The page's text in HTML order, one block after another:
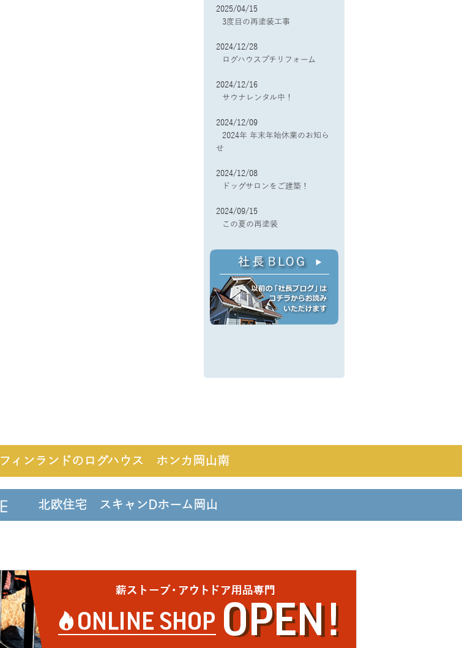
2025/04/15
3度目の再塗装工事
2024/12/28
ログハウスプチリフォーム
2024/12/16
サウナレンタル中！
2024/12/09
2024年 年末年始休業のお知ら
せ
2024/12/08
ドッグサロンをご建築！
2024/09/15
この夏の再塗装
フィンランドのログハウス ホンカ岡山南
北欧住宅 スキャンDホーム岡山